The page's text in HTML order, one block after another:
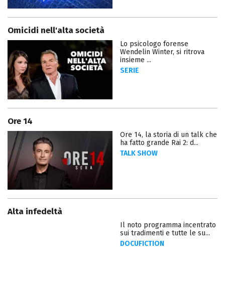
Omicidi nell'alta società
Lo psicologo forense
Wendelin Winter, si ritrova
insieme ...
SERIE
Ore 14
Ore 14, la storia di un talk che
ha fatto grande Rai 2: d...
TALK SHOW
Alta infedeltà
Il noto programma incentrato
sui tradimenti e tutte le su...
DOCUFICTION